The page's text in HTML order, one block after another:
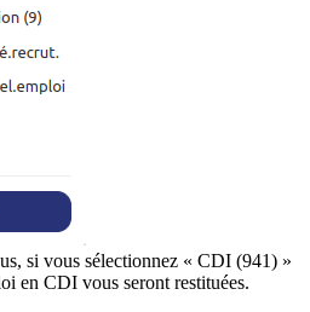
si vous sélectionnez « CDI (941) »
en CDI vous seront restituées.